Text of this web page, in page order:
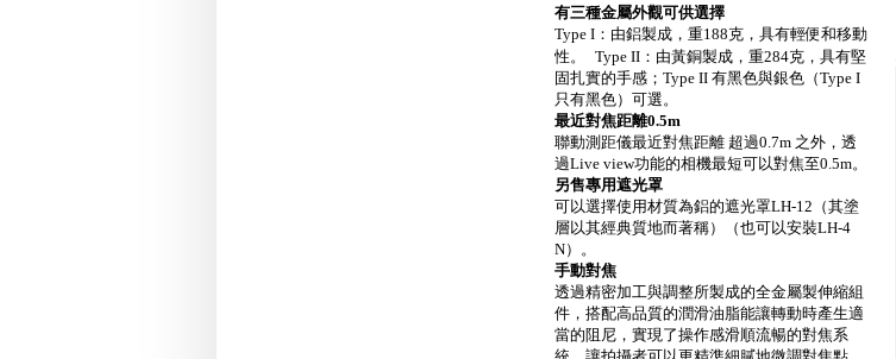
有三種金屬外觀可供選擇
Type I：由鋁製成，重188克，具有輕便和移動
性。 Type II：由黃銅製成，重284克，具有堅
固扎實的手感；Type II 有黑色與銀色（Type I
只有黑色）可選。
最近對焦距離0.5m
聯動測距儀最近對焦距離 超過0.7m 之外，透
過Live view功能的相機最短可以對焦至0.5m。
另售專用遮光罩
可以選擇使用材質為鋁的遮光罩LH-12（其塗
層以其經典質地而著稱）（也可以安裝LH-4
N）。
手動對焦
透過精密加工與調整所製成的全金屬製伸縮組
件，搭配高品質的潤滑油脂能讓轉動時產生適
當的阻尼，實現了操作感滑順流暢的對焦系